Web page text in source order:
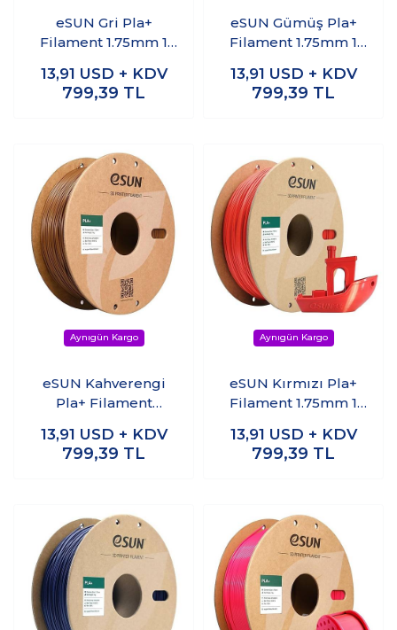
eSUN Gri Pla+
Filament 1.75mm 1
13,91 USD + KDV
799,39 TL
eSUN Gümüş Pla+
Filament 1.75mm 1
13,91 USD + KDV
799,39 TL
eSUN Kahverengi
Pla+ Filament
13,91 USD + KDV
799,39 TL
eSUN Kırmızı Pla+
Filament 1.75mm 1
13,91 USD + KDV
799,39 TL